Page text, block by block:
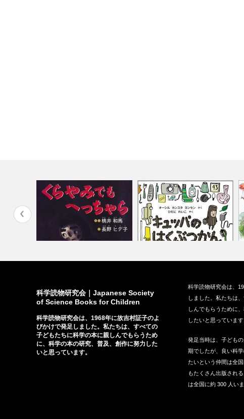
（大日本図書…
（福音館書店、…
科学読物研究会｜Japanese Society
of Science Books for Children
科学読物研究会は、1968年に故吉村証子のよ
びかけで発足しました。私たちは、すべての
子どもたちに科学の本に親しんでもらうため
に、科学の本の研究、普及、創作に努力した
いと思っています。
科学読物研究会は、
しました。私たちは
しんでもらうために
したいと思っています
発足当時は、子ども
期でしたが、良い科
たいという仲間は全
もたくさん出版され
は全国に約 300 人いま